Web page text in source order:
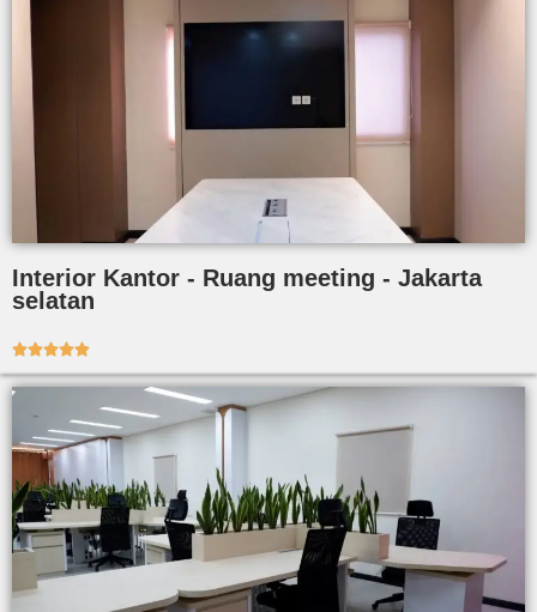
Interior Kantor - Ruang meeting - Jakarta
selatan
